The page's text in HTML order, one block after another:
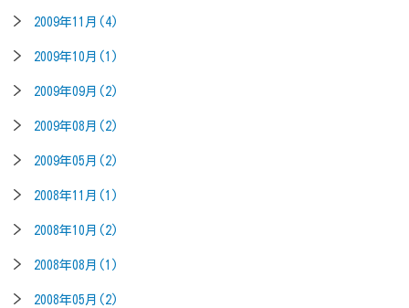
2009年11月(4)
2009年10月(1)
2009年09月(2)
2009年08月(2)
2009年05月(2)
2008年11月(1)
2008年10月(2)
2008年08月(1)
2008年05月(2)